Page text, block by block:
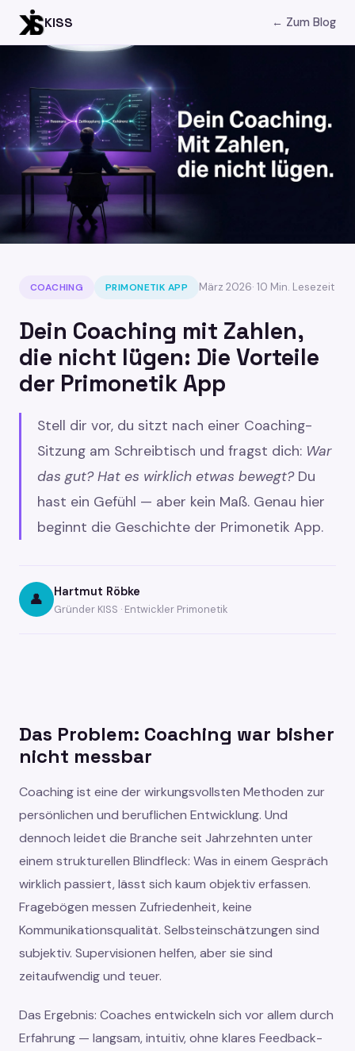
KISS ← Zum Blog
COACHING PRIMONETIK APP März 2026· 10 Min. Lesezeit
Dein Coaching mit Zahlen,
die nicht lügen: Die Vorteile
der Primonetik App
Stell dir vor, du sitzt nach einer Coaching-
Sitzung am Schreibtisch und fragst dich: War
das gut? Hat es wirklich etwas bewegt?Du
hast ein Gefühl — aber kein Maß. Genau hier
beginnt die Geschichte der Primonetik App.
👤 Hartmut Röbke
Gründer KISS · Entwickler Primonetik
Das Problem: Coaching war bisher
nicht messbar
Coaching ist eine der wirkungsvollsten Methoden zur
persönlichen und beruflichen Entwicklung. Und
dennoch leidet die Branche seit Jahrzehnten unter
einem strukturellen Blindfleck: Was in einem Gespräch
wirklich passiert, lässt sich kaum objektiv erfassen.
Fragebögen messen Zufriedenheit, keine
Kommunikationsqualität. Selbsteinschätzungen sind
subjektiv. Supervisionen helfen, aber sie sind
zeitaufwendig und teuer.
Das Ergebnis: Coaches entwickeln sich vor allem durch
Erfahrung — langsam, intuitiv, ohne klares Feedback-